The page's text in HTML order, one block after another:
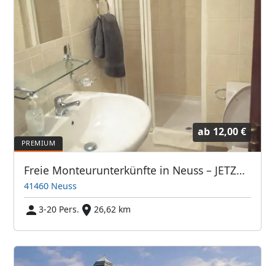
ab 12,00 €
Freie Monteurunterkünfte in Neuss – JETZT anrufen! Wir sprechen auch Polnisch
41460 Neuss
3-20 Pers.
26,62 km